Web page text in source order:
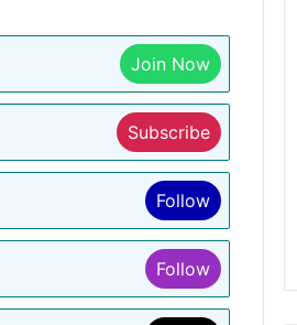
Join Now
Subscribe
Follow
Follow